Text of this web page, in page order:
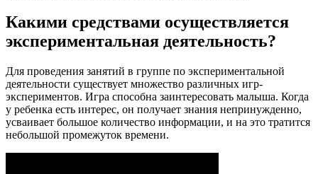
Какими средствами осуществляется
экспериментальная деятельность?
Для проведения занятий в группе по экспериментальной
деятельности существует множество различных игр-
экспериментов. Игра способна заинтересовать малыша. Когда
у ребенка есть интерес, он получает знания непринужденно,
усваивает большое количество информации, и на это тратится
небольшой промежуток времени.